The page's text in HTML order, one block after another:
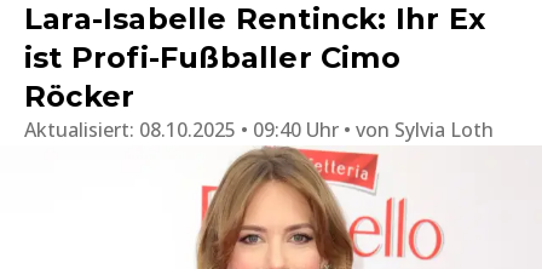
Lara-Isabelle Rentinck: Ihr Ex
ist Profi-Fußballer Cimo
Röcker
Aktualisiert: 08.10.2025 • 09:40 Uhr von Sylvia Loth